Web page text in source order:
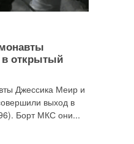
открытый
Джессика Меир и
выход в
Борт МКС они...